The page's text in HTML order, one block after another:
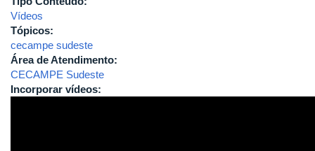
Vídeos
Tópicos:
cecampe sudeste
Área de Atendimento:
CECAMPE Sudeste
Incorporar vídeos: